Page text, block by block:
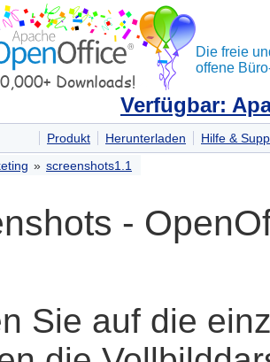
Die freie
offene
Verfügbar:
Produkt Herunterladen
Hilfe &
» screenshots1.1
-
Sie auf die